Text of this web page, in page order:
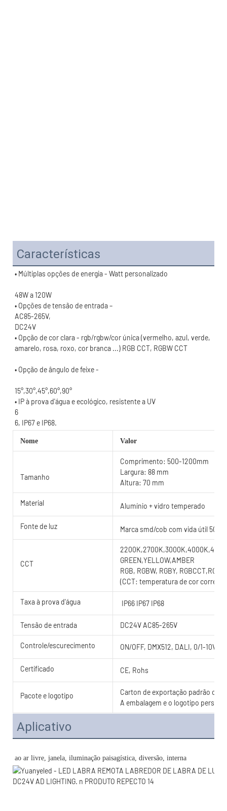
Características
• Opção de cor clara - rgb/rgbw/cor única (vermelho, azul, verde,
15°,30°,45°,60°,90°
Nome Valor
Tamanho
Comprimento: 500-1200mm
Largura: 88 mm
Altura: 70 mm
Material Alumínio + vidro temperado
Fonte de luz Marca smd/cob com vida útil
CCT
GREEN,YELLOW,AMBER
RGB, RGBW, RGBY,
(CCT: temperatura de cor
Taxa à prova d'água IP66 IP67 IP68
Tensão de entrada DC24V AC85-265V
Controle/escurecimento ON/OFF, DMX512, DALI, 0/1-10V,
Certificado CE, Rohs
Pacote e logotipo
Carton de exportação padrão
A embalagem e o logotipo
Aplicativo